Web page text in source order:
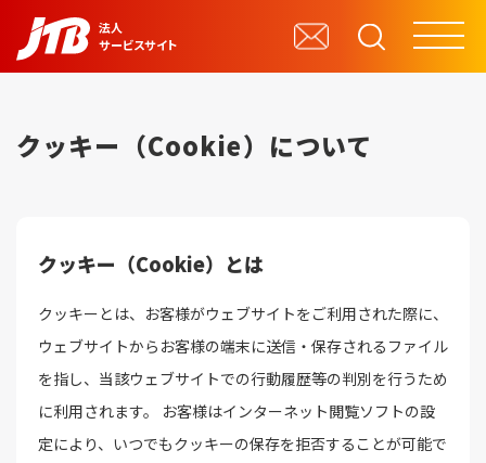
法人
サービスサイト
企業・団体向けサービス
自治体・行政機関向けサービス
クッキー（Cookie）について
クッキー（Cookie）とは
クッキーとは、お客様がウェブサイトをご利用された際に、
ウェブサイトからお客様の端末に送信・保存されるファイル
を指し、当該ウェブサイトでの行動履歴等の判別を行うため
に利用されます。 お客様はインターネット閲覧ソフトの設
定により、いつでもクッキーの保存を拒否することが可能で